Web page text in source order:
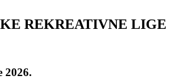
REKREATIVNE
2026.